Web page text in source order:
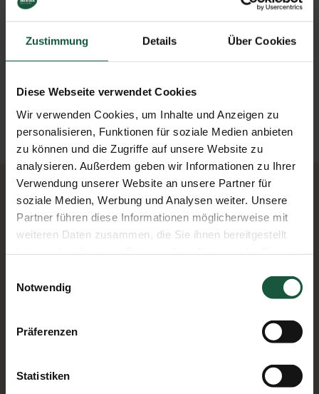
Zustimmung Details Über Cookies
Diese Webseite verwendet Cookies
Wir verwenden Cookies, um Inhalte und Anzeigen zu
personalisieren, Funktionen für soziale Medien anbieten
zu können und die Zugriffe auf unsere Website zu
analysieren. Außerdem geben wir Informationen zu Ihrer
Verwendung unserer Website an unsere Partner für
soziale Medien, Werbung und Analysen weiter. Unsere
Partner führen diese Informationen möglicherweise mit
weiteren Daten zusammen, die Sie ihnen bereitgestellt
Cookies, wenn Sie unsere Webseite weiterhin nutzen.
Notwendig
Präferenzen
Statistiken
Den Naturata Lupinenkaffee können Sie nicht nur als
raffinierte Note.
Weitere Kaffee & Kakao Produkte